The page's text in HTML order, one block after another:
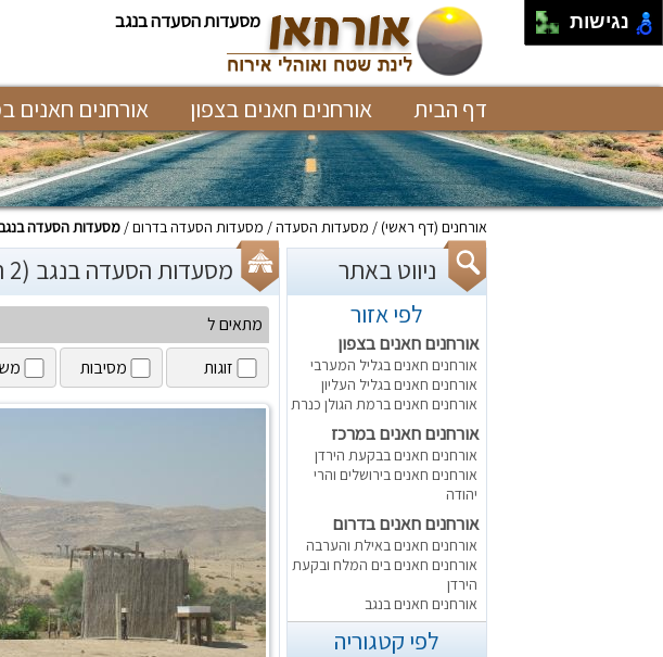
מסעדות הסעדה בנגב
דף הבית אורחנים חאנים בצפון אורחנים חאנים
אורחנים (דף ראשי) מסעדות הסעדה מסעדות הסעדה בדרום מסעדות הסעדה
ניווט באתר
לפי אזור
אורחנים חאנים בצפון
אורחנים חאנים בגליל המערבי
אורחנים חאנים בגליל העליון
אורחנים חאנים ברמת הגולן כנרת
אורחנים חאנים במרכז
אורחנים חאנים בבקעת הירדן
אורחנים חאנים בירושלים והרי
יהודה
אורחנים חאנים בדרום
אורחנים חאנים באילת והערבה
אורחנים חאנים בים המלח ובקעת
הירדן
אורחנים חאנים בנגב
לפי קטגוריה
מסעדות הסעדה בנגב (2 תוצאות חיפוש)
מתאים ל
זוגות
מסיבות
נגישות